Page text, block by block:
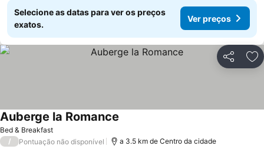
Selecione as datas para ver os preços
exatos.
Ver preços
Partilhar
Bed & Breakfast
Auberge la Romance
/ Pontuação não disponível a 3.5 km de Centro da cidade